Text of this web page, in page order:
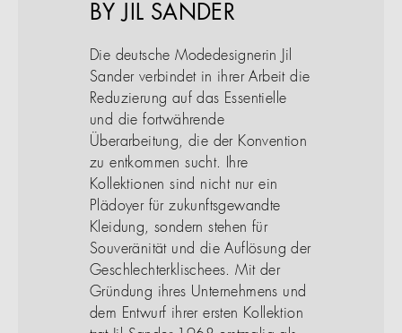
BY JIL SANDER
Die deutsche Modedesignerin Jil
Sander verbindet in ihrer Arbeit die
Reduzierung auf das Essentielle
und die fortwährende
Überarbeitung, die der Konvention
zu entkommen sucht. Ihre
Kollektionen sind nicht nur ein
Plädoyer für zukunftsgewandte
Kleidung, sondern stehen für
Souveränität und die Auflösung der
Geschlechterklischees. Mit der
Gründung ihres Unternehmens und
dem Entwurf ihrer ersten Kollektion